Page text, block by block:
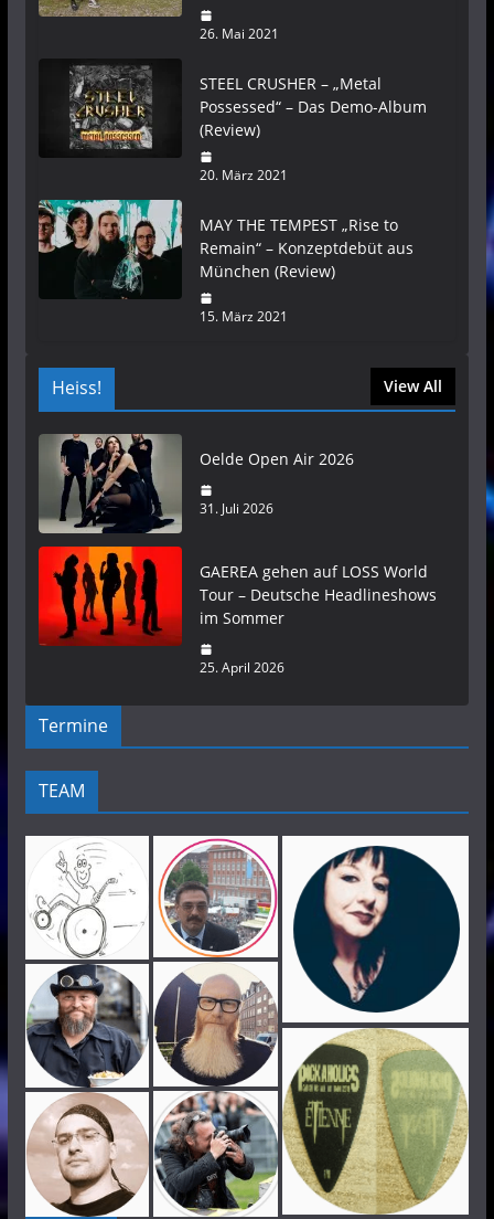
26. Mai 2021
STEEL CRUSHER – „Metal
Possessed“ – Das Demo-Album
(Review)
20. März 2021
MAY THE TEMPEST „Rise to
Remain“ – Konzeptdebüt aus
München (Review)
15. März 2021
Heiss! View All
Oelde Open Air 2026
31. Juli 2026
GAEREA gehen auf LOSS World
Tour – Deutsche Headlineshows
im Sommer
25. April 2026
Termine
TEAM